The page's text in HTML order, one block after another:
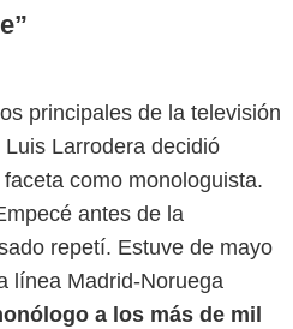
principales de la televisión
Larrodera decidió
como monologuista.
antes de la
repetí. Estuve de mayo
línea Madrid-Noruega
a los más de mil